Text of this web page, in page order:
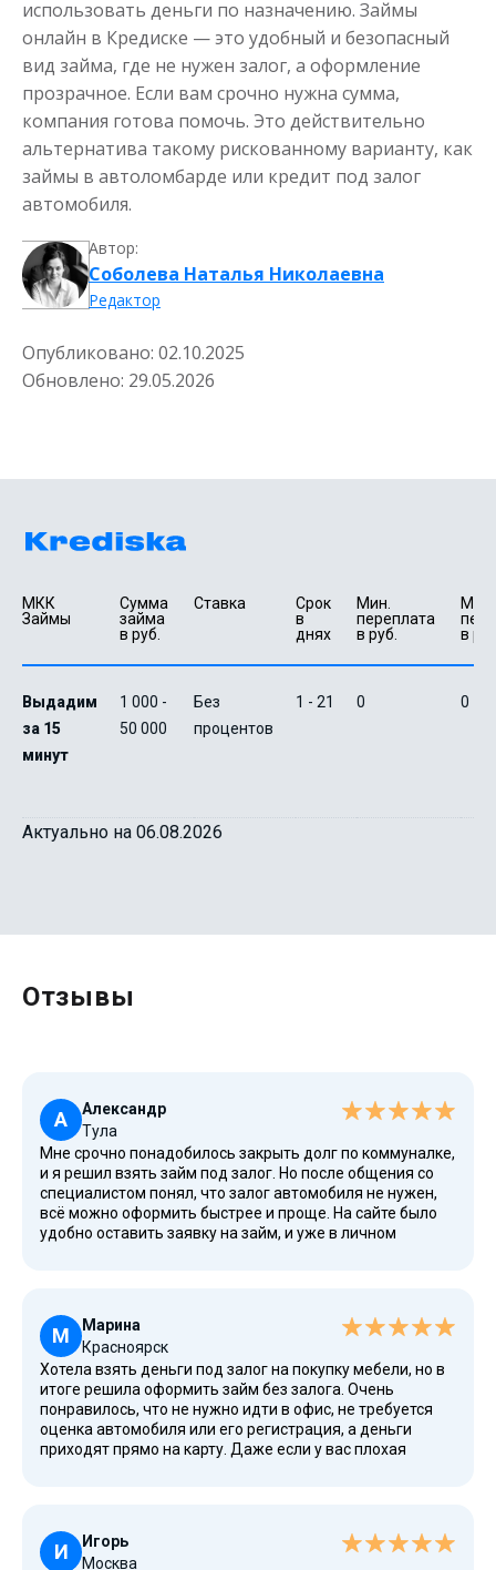
использовать деньги по назначению. Займы
онлайн в Кредиске — это удобный и безопасный
вид займа, где не нужен залог, а оформление
прозрачное. Если вам срочно нужна сумма,
компания готова помочь. Это действительно
альтернатива такому рискованному варианту, как
займы в автоломбарде или кредит под залог
автомобиля.
Автор:
Соболева Наталья Николаевна
Редактор
Опубликовано: 02.10.2025
Обновлено: 29.05.2026
МКК
Займы
Сумма
займа
в руб.
Ставка
Срок
в
днях
Мин.
переплата
в руб.
в
Выдадим
за 15
минут
1 000 -
50 000
Без
процентов
1 - 21 0 0
Актуально на 06.08.2026
Отзывы
А
Александр
Тула
Мне срочно понадобилось закрыть долг по коммуналке,
и я решил взять займ под залог. Но после общения со
специалистом понял, что залог автомобиля не нужен,
всё можно оформить быстрее и проще. На сайте было
удобно оставить заявку на займ, и уже в личном
залог ПТС авто или залог ПТС грузовых, где часто
завышают оценку рыночной стоимости авто. Здесь
реально безопасно, ведь компания является
официальной, включена в реестр МФО и имеет
регистрационный адрес в России.
М
Марина
Красноярск
Хотела взять деньги под залог на покупку мебели, но в
итоге решила оформить займ без залога. Очень
понравилось, что не нужно идти в офис, не требуется
оценка автомобиля или его регистрация, а деньги
приходят прямо на карту. Даже если у вас плохая
прозрачно: каждый пункт договора займа изложен
понятно, можно проверить дату и адрес в документе.
И
Игорь
Москва